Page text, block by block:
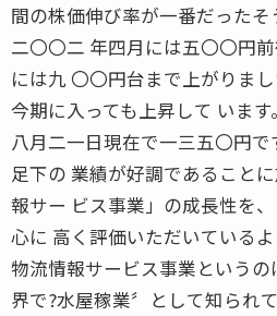
間の株価伸び率が一番だったそ
二〇〇二 年四月には五〇〇円
には九 〇〇円台まで上がりまし
今期に入っても上昇して います。
八月二一日現在で一三五〇円で
足下の 業績が好調であること
報サー ビス事業」の成長性を
心に 高く評価いただいているよ
物流情報サービス事業という
界で?水屋稼業〞として知られ